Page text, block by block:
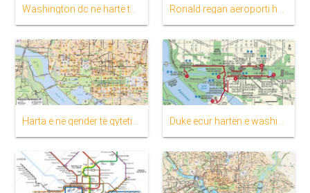
Harta e në qendër të qytetit, dc Duke ecur hartën e washington dc